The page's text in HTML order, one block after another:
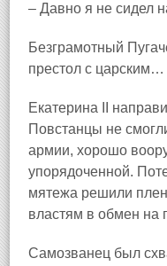
– Давно я не сидел
Безграмотный
престол с царским…
Екатерина II
Повстанцы не
армии, хорошо
упорядоченной.
мятежа решили
властям в обмен на
Самозванец был